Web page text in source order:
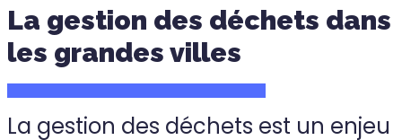
La gestion des déchets dans
les grandes villes
La gestion des déchets est un enjeu